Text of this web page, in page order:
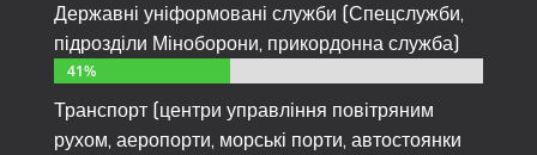
Державні уніформовані служби (Спецслужби,
підрозділи Міноборони, прикордонна служба)
41%
41%
Транспорт (центри управління повітряним
рухом, аеропорти, морські порти, автостоянки